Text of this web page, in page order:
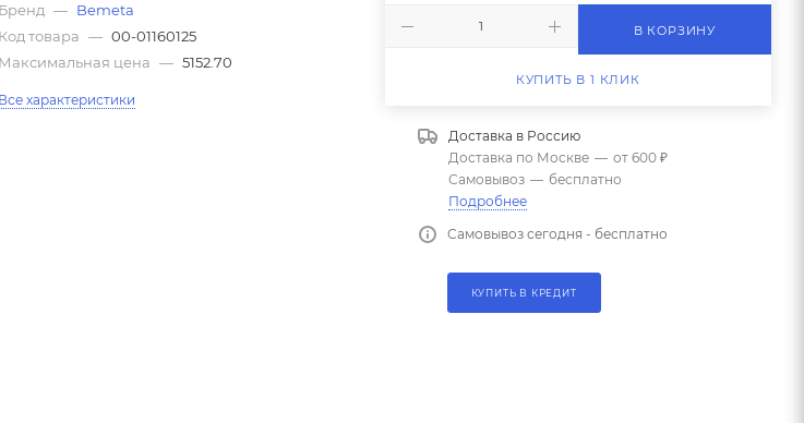
Бренд — Bemeta
Код товара — 00-01160125
Максимальная цена — 5152.70
Все характеристики
В КОРЗИНУ
КУПИТЬ В 1 КЛИК
Доставка в Россию
Доставка по Москве — от 600 ₽
Самовывоз — бесплатно
Подробнее
Самовывоз сегодня - бесплатно
КУПИТЬ В КРЕДИТ